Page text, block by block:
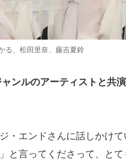
る、松田里奈、藤吉夏鈴
ンルのアーティストと共
・エンドさんに話しかけ
と言ってくださって、とて